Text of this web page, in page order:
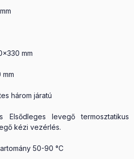
mm
három járatú
Elsődleges levegő termosztatikus
kézi vezérlés.
50-90 °C